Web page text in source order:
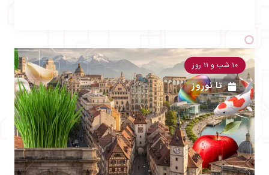
۱۰ شب و ۱۱ روز
تانوروز